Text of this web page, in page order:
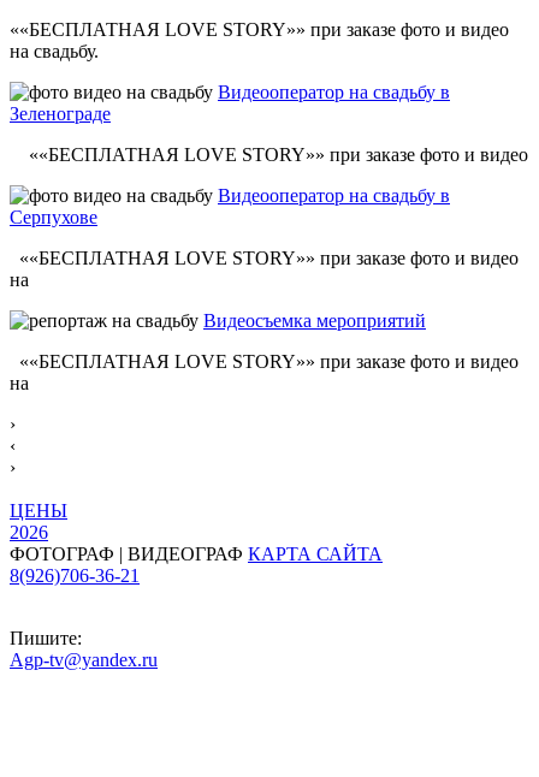
««БЕСПЛАТНАЯ LOVE STORY»» при заказе фото и видео
на свадьбу.
Видеооператор на свадьбу в
Зеленограде
««БЕСПЛАТНАЯ LOVE STORY»» при заказе фото и видео
Видеооператор на свадьбу в
Серпухове
««БЕСПЛАТНАЯ LOVE STORY»» при заказе фото и видео
на
Видеосъемка мероприятий
««БЕСПЛАТНАЯ LOVE STORY»» при заказе фото и видео
на
›
‹
›
ЦЕНЫ
2026
ФОТОГРАФ | ВИДЕОГРАФ КАРТА САЙТА
8(926)706-36-21
Пишите:
Agp-tv@yandex.ru